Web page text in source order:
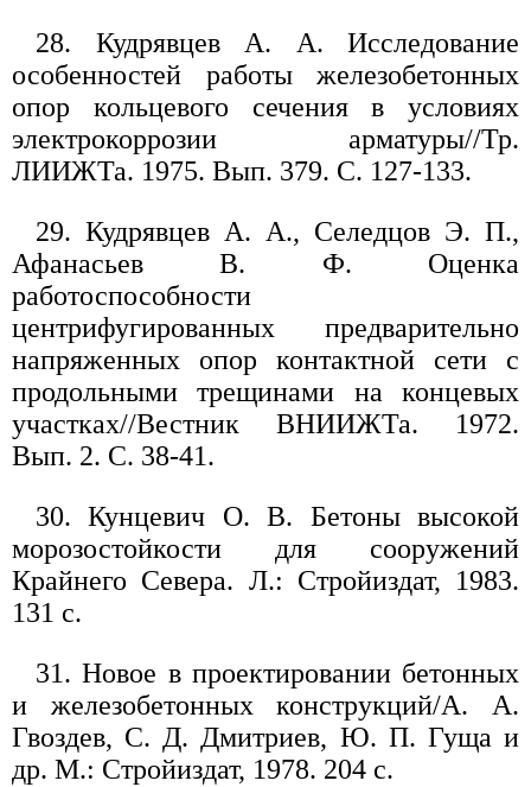
28. Кудрявцев А. А. Исследование
особенностей работы железобетонных
опор кольцевого сечения в условиях
электрокоррозии арматуры//Тр.
ЛИИЖТа. 1975. Вып. 379. С. 127-133.
29. Кудрявцев А. А., Селедцов Э. П.,
Афанасьев В. Ф. Оценка
работоспособности
центрифугированных предварительно
напряженных опор контактной сети с
продольными трещинами на концевых
участках//Вестник ВНИИЖТа. 1972.
Вып. 2. С. 38-41.
30. Кунцевич О. В. Бетоны высокой
морозостойкости для сооружений
Крайнего Севера. Л.: Стройиздат, 1983.
131 с.
31. Новое в проектировании бетонных
и железобетонных конструкций/А. А.
Гвоздев, С. Д. Дмитриев, Ю. П. Гуща и
др. М.: Стройиздат, 1978. 204 с.